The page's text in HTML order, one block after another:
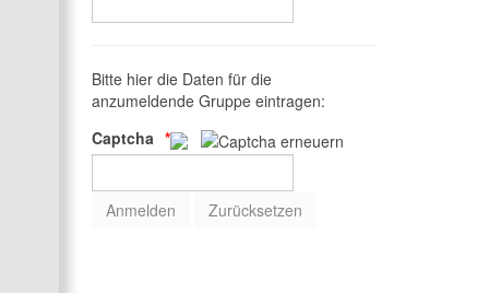
Bitte hier die Daten für die
anzumeldende Gruppe eintragen:
Captcha